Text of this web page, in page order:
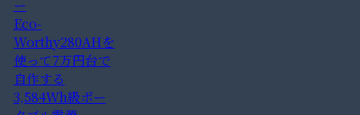
Eco-
Worthy280AHを
使って7万円台で
自作する
3,584Wh級ポー